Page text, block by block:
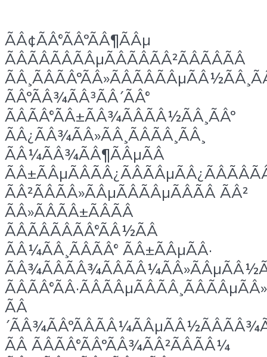
ÃÂ¢ÃÂ°ÃÂºÃÂ¶ÃÂµ
ÃÂÃÂÃÂÃÂµÃÂÃÂÃÂ²ÃÂÃÂÃÂ
ÃÂºÃÂ¾ÃÂ³ÃÂ´ÃÂ°
ÃÂÃÂ°ÃÂ±ÃÂ¾ÃÂÃÂ½ÃÂ¸ÃÂº
ÃÂ¿ÃÂ¾ÃÂ»ÃÂ¸ÃÂÃÂ¸ÃÂ¸
ÃÂ¼ÃÂ¾ÃÂ¶ÃÂµÃÂ
ÃÂ²ÃÂÃÂ»ÃÂµÃÂÃÂµÃÂÃÂ ÃÂ²
ÃÂ»ÃÂÃÂ±ÃÂÃÂ
ÃÂÃÂÃÂÃÂ°ÃÂ½ÃÂ
ÃÂ¼ÃÂ¸ÃÂÃÂ° ÃÂ±ÃÂµÃÂ·
ÃÂ
ÃÂ ÃÂÃÂ°ÃÂºÃÂ¾ÃÂ²ÃÂÃÂ¼